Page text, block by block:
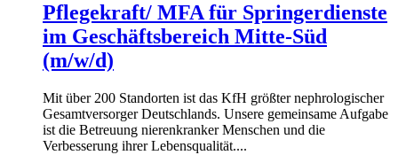
Pflegekraft/ MFA für Springerdienste
im Geschäftsbereich Mitte-Süd
(m/w/d)
Mit über 200 Standorten ist das KfH größter nephrologischer
Gesamtversorger Deutschlands. Unsere gemeinsame Aufgabe
ist die Betreuung nierenkranker Menschen und die
Verbesserung ihrer Lebensqualität....